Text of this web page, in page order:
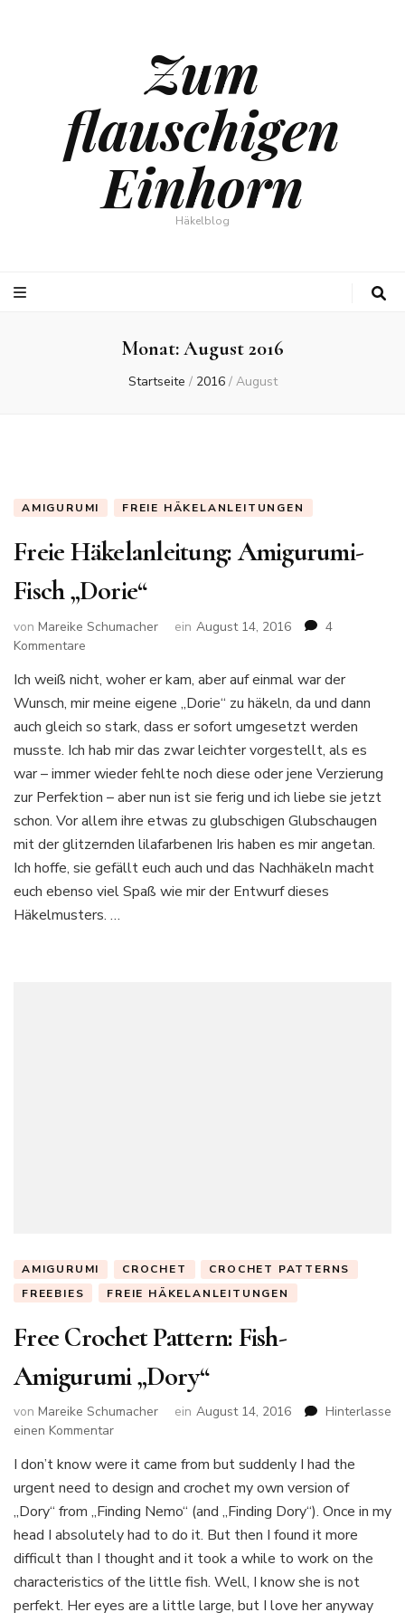
Zum
flauschigen
Einhorn
Häkelblog
Monat:August 2016
Startseite / 2016 / August
AMIGURUMI FREIE HÄKELANLEITUNGEN
Freie Häkelanleitung: Amigurumi-
Fisch „Dorie“
von Mareike Schumacher ein August 14, 2016
4
Kommentare
Häkelanleitung:
Amigurumi-
Fisch
Ich weiß nicht, woher er kam, aber auf einmal war der
Wunsch, mir meine eigene „Dorie“ zu häkeln, da und dann
auch gleich so stark, dass er sofort umgesetzt werden
musste. Ich hab mir das zwar leichter vorgestellt, als es
war – immer wieder fehlte noch diese oder jene Verzierung
zur Perfektion – aber nun ist sie ferig und ich liebe sie jetzt
schon. Vor allem ihre etwas zu glubschigen Glubschaugen
mit der glitzernden lilafarbenen Iris haben es mir angetan.
Ich hoffe, sie gefällt euch auch und das Nachhäkeln macht
euch ebenso viel Spaß wie mir der Entwurf dieses
Häkelmusters. …
AMIGURUMI CROCHET
CROCHET PATTERNS
FREEBIES
FREIE HÄKELANLEITUNGEN
Free Crochet Pattern: Fish-
Amigurumi „Dory“
von Mareike Schumacher ein August 14, 2016
Hinterlasse
einen Kommentarzu
Crochet
Pattern:
Fish-
„Dory“
I don’t know were it came from but suddenly I had the
urgent need to design and crochet my own version of
„Dory“ from „Finding Nemo“ (and „Finding Dory“). Once in my
head I absolutely had to do it. But then I found it more
difficult than I thought and it took a while to work on the
characteristics of the little fish. Well, I know she is not
perfekt. Her eyes are a little large, but I love her anyway